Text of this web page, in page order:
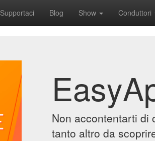
Supportaci Blog Show Conduttori
Non accontentarti di
tanto altro da